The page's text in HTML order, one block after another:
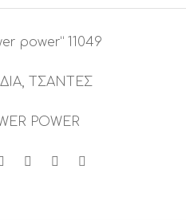
power” 11049
, ΤΣΑΝΤΕΣ
POWER